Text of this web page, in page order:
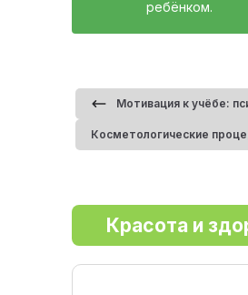
ребёнком.
Красота и